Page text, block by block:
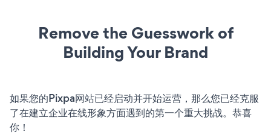
Remove the Guesswork of
Building Your Brand
如果您的Pixpa网站已经启动并开始运营，那么您已经克服
了在建立企业在线形象方面遇到的第一个重大挑战。恭喜
你！